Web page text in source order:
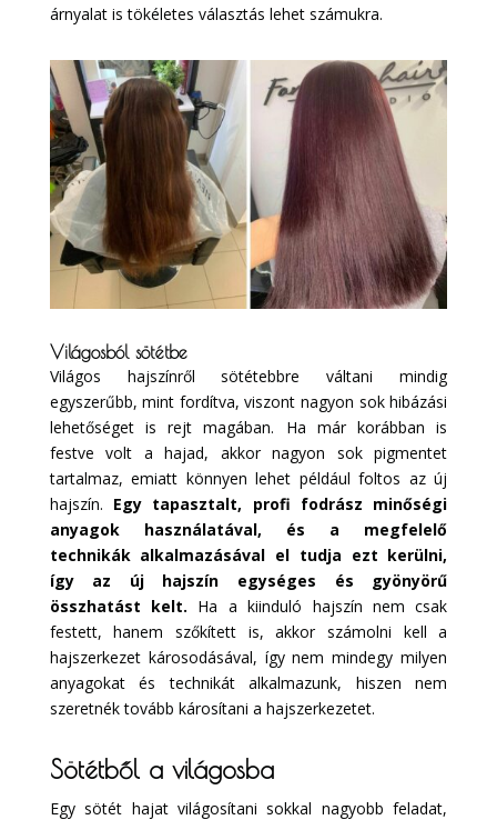
árnyalat is tökéletes választás lehet számukra.
Világosból sötétbe
Világos hajszínről sötétebbre váltani mindig
egyszerűbb, mint fordítva, viszont nagyon sok hibázási
lehetőséget is rejt magában. Ha már korábban is
festve volt a hajad, akkor nagyon sok pigmentet
tartalmaz, emiatt könnyen lehet például foltos az új
hajszín. Egy tapasztalt, profi fodrász minőségi
anyagok használatával, és a megfelelő
technikák alkalmazásával el tudja ezt kerülni,
így az új hajszín egységes és gyönyörű
összhatást kelt. Ha a kiinduló hajszín nem csak
festett, hanem szőkített is, akkor számolni kell a
hajszerkezet károsodásával, így nem mindegy milyen
anyagokat és technikát alkalmazunk, hiszen nem
szeretnék tovább károsítani a hajszerkezetet.
Sötétből a világosba
Egy sötét hajat világosítani sokkal nagyobb feladat,